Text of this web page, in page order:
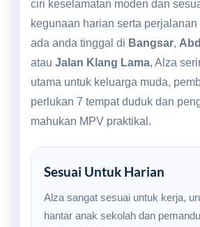
ciri keselamatan moden dan
kegunaan harian serta
ada anda tinggal di Bangsar,
atau Jalan Klang Lama, Alza
utama untuk keluarga muda,
perlukan 7 tempat duduk dan
mahukan MPV praktikal.
Sesuai Untuk Harian
Alza sangat sesuai untuk kerja,
hantar anak sekolah dan